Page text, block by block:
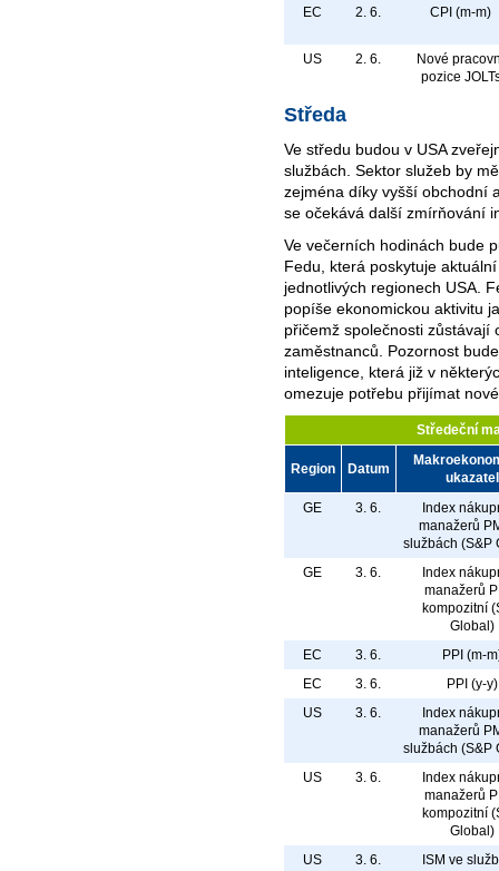
EC 2. 6. CPI (m-m)
US 2. 6.
Nové
pozice
Středa
Ve středu budou v USA
službách. Sektor služeb by
zejména díky vyšší obchodní
se očekává další zmírňování
Ve večerních hodinách bude
Fedu, která poskytuje
jednotlivých regionech USA.
popíše ekonomickou aktivitu
přičemž společnosti
zaměstnanců. Pozornost
inteligence, která již v
omezuje potřebu přijímat
Středeční
Region Datum
ukazatel
GE
3. 6.
Index
manažerů
službách (S&P
GE
3. 6.
Index
manažerů
kompozitní
Global)
EC
3. 6.
PPI (m-
EC
3. 6.
PPI (y-y)
US
3. 6.
Index
manažerů
službách (S&P
US
3. 6.
Index
manažerů
kompozitní
Global)
US
3. 6. ISM ve